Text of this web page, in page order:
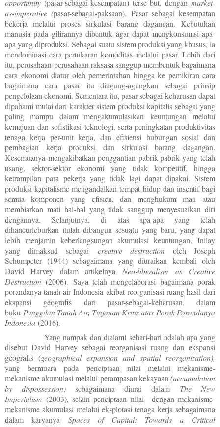
opportunity (pasar-sebagai-kesempatan) terse but, dengan market-
as-imperative (pasar-sebagai-paksaan). Pasar sebagai kesempatan
bekerja melalui proses sirkulasi barang dagangan. Kebutuhan
manusia pada gilirannya dibentuk agar dapat mengkonsumsi apa-
apa yang diproduksi. Sebagai suatu sistem produksi yang khusus, ia
mendominasi cara pertukaran komoditas melalui pasar. Lebih dari
itu, perusahaan-perusahaan raksasa sanggup membentuk bagaimana
cara ekonomi diatur oleh pemerintahan hingga ke pemikiran cara
bagaimana cara pasar itu diagung-agungkan sebagai prinsip
pengelolaan ekonomi. Sementara itu, pasar-sebagai-keharusan dapat
dipahami mulai dari karakter sistem produksi kapitalis sebagai yang
paling mampu dalam mengakumulasikan keuntungan melalui
kemajuan dan sofistikasi teknologi, serta peningkatan produktivitas
tenaga kerja per-unit kerja, dan efisiensi hubungan sosial dan
pembagian kerja produksi dan sirkulasi barang dagangan.
Kesemuanya mengakibatkan penggantian pabrik-pabrik yang telah
usang, sektor-sektor ekonomi yang tidak kompetitif, hingga
ketrampilan para pekerja yang tidak lagi dapat dipakai. Sistem
produksi kapitalisme mengandalkan tempat hidup dan insentif bagi
semua komponen yang efisien, dan menghukum mati atau
membiarkan mati hal-hal yang tidak sanggup menyesuaikan diri
dengannya. Selanjutnya, di atas apa-apa yang telah
dihancurleburkan itulah dibangun sesuatu yang baru, yang dapat
lebih menjamin keberlangsungan akumulasi keuntungan. Inilay
yang dimaksud sebagai creative destruction oleh Joseph
Schumpeter (1944) sebagaimana yang diuraikan kembali oleh
David Harvey dalam artikelnyaNeo-liberalism as Creative
Destruction (2006). Saya telah mengelaborasi bagaimana porak
porandanya tanah air Indonesia akibat reorganisasi ruang hasil dari
ekspansi geografis dari pasar-sebagai-keharusan, dalam
buku Panggilan Tanah Air, Tinjauan Kritis atas Porak Porandanya
Indonesia (2016).
Yang nampak dan dialami sehari-hari adalah apa yang
disebut David Harvey sebagai reorganisasi ruang dan ekspansi
geografis (geographical expansion and spatial reorganization),
yang bermuara pada penciptaan nilai melalui mekanisme-
mekanisme akumulasi melalui perampasan kekayaan(accumulation
by dispossession) sebagaimana diurai dalam The New
Imperialism (2003),selain penciptaan nilai dengan mekanisme-
mekanisme akumulasi melalui eksplotasi tenaga kerja sebagaimana
dalam karyanya Spaces of Capital: Towards a Critical